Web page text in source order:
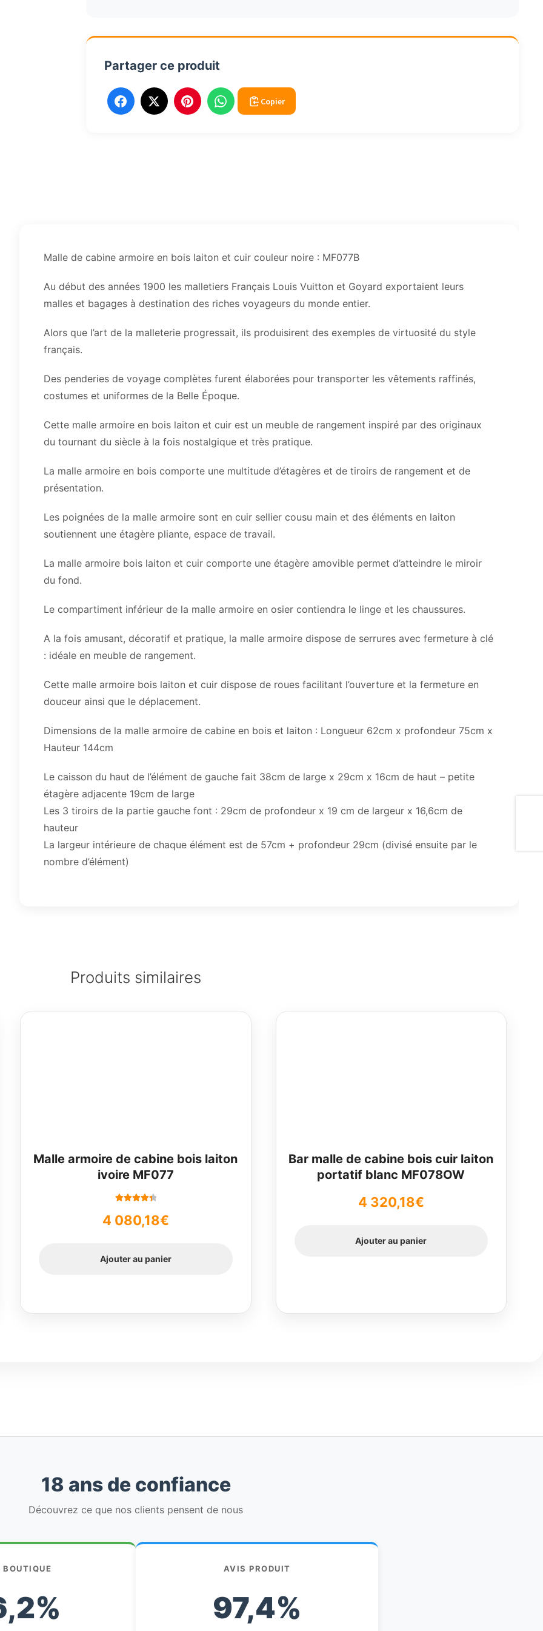
laiton
MF077B
Partager ce produit
Copier
Malle de cabine armoire en bois laiton et cuir couleur noire : MF077B
Au début des années 1900 les malletiers Français Louis Vuitton et Goyard exportaient leurs
malles et bagages à destination des riches voyageurs du monde entier.
Alors que l’art de la malleterie progressait, ils produisirent des exemples de virtuosité du style
français.
Des penderies de voyage complètes furent élaborées pour transporter les vêtements raffinés,
costumes et uniformes de la Belle Époque.
Cette malle armoire en bois laiton et cuir est un meuble de rangement inspiré par des originaux
du tournant du siècle à la fois nostalgique et très pratique.
La malle armoire en bois comporte une multitude d’étagères et de tiroirs de rangement et de
présentation.
Les poignées de la malle armoire sont en cuir sellier cousu main et des éléments en laiton
soutiennent une étagère pliante, espace de travail.
La malle armoire bois laiton et cuir comporte une étagère amovible permet d’atteindre le miroir
du fond.
Le compartiment inférieur de la malle armoire en osier contiendra le linge et les chaussures.
A la fois amusant, décoratif et pratique, la malle armoire dispose de serrures avec fermeture à clé
: idéale en meuble de rangement.
Cette malle armoire bois laiton et cuir dispose de roues facilitant l’ouverture et la fermeture en
douceur ainsi que le déplacement.
Dimensions de la malle armoire de cabine en bois et laiton : Longueur 62cm x profondeur 75cm x
Hauteur 144cm
Le caisson du haut de l’élément de gauche fait 38cm de large x 29cm x 16cm de haut – petite
étagère adjacente 19cm de large
Les 3 tiroirs de la partie gauche font : 29cm de profondeur x 19 cm de largeur x 16,6cm de
hauteur
La largeur intérieure de chaque élément est de 57cm + profondeur 29cm (divisé ensuite par le
nombre d’élément)
Produits similaires
Malle armoire de cabine bois laiton
ivoire MF077
sur 5
4 080,18€
Ajouter au panier
Bar malle de cabine bois cuir laiton
portatif blanc MF078OW
4 320,18€
Ajouter au panier
18 ans de confiance
Découvrez ce que nos clients pensent de nous
AVIS PRODUIT
97,4%